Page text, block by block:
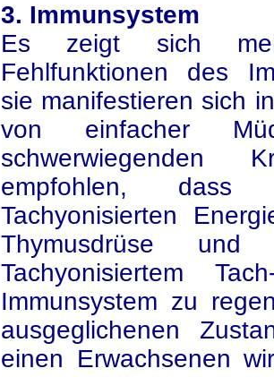
3. Immunsystem
Es zeigt sich
Fehlfunktionen des
sie manifestieren sich
von einfacher
schwerwiegenden
empfohlen,
Tachyonisierten
Thymusdrüse
Tachyonisiertem
Immunsystem zu
ausgeglichenen
einen Erwachsenen